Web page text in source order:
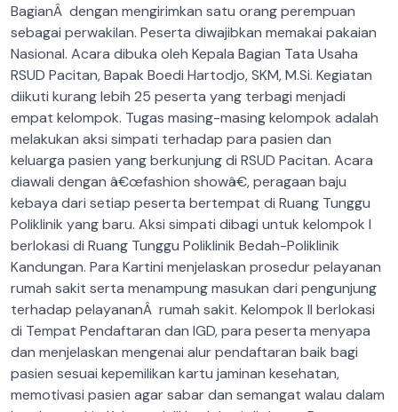
BagianÂ dengan mengirimkan satu orang perempuan
sebagai perwakilan. Peserta diwajibkan memakai pakaian
Nasional. Acara dibuka oleh Kepala Bagian Tata Usaha
RSUD Pacitan, Bapak Boedi Hartodjo, SKM, M.Si. Kegiatan
diikuti kurang lebih 25 peserta yang terbagi menjadi
empat kelompok. Tugas masing-masing kelompok adalah
melakukan aksi simpati terhadap para pasien dan
keluarga pasien yang berkunjung di RSUD Pacitan. Acara
diawali dengan â€œfashion showâ€, peragaan baju
kebaya dari setiap peserta bertempat di Ruang Tunggu
Poliklinik yang baru. Aksi simpati dibagi untuk kelompok I
berlokasi di Ruang Tunggu Poliklinik Bedah-Poliklinik
Kandungan. Para Kartini menjelaskan prosedur pelayanan
rumah sakit serta menampung masukan dari pengunjung
terhadap pelayananÂ rumah sakit. Kelompok II berlokasi
di Tempat Pendaftaran dan IGD, para peserta menyapa
dan menjelaskan mengenai alur pendaftaran baik bagi
pasien sesuai kepemilikan kartu jaminan kesehatan,
memotivasi pasien agar sabar dan semangat walau dalam